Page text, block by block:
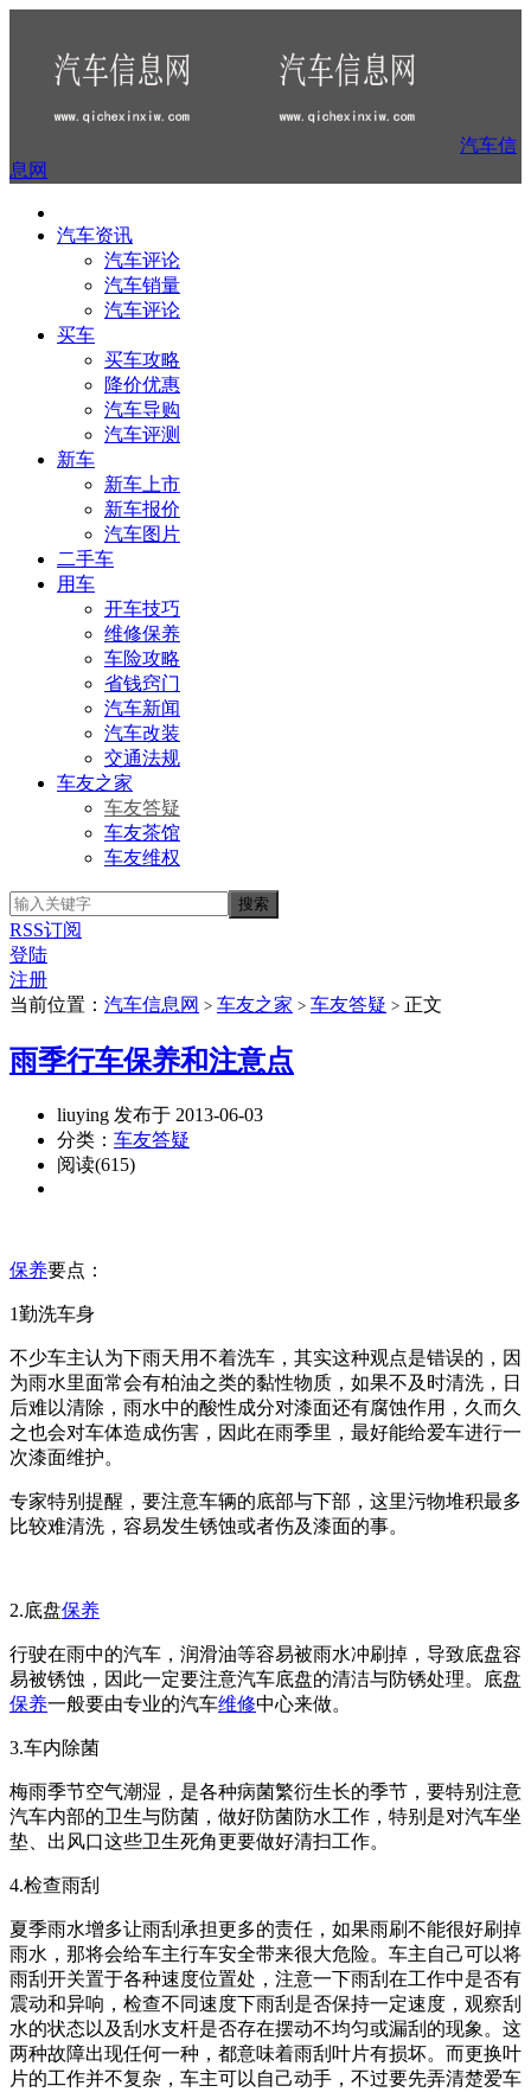
汽车信
息网
汽车资讯
汽车评论
汽车销量
汽车评论
买车
买车攻略
降价优惠
汽车导购
汽车评测
新车
新车上市
新车报价
汽车图片
二手车
用车
开车技巧
维修保养
车险攻略
省钱窍门
汽车新闻
汽车改装
交通法规
车友之家
车友答疑
车友茶馆
车友维权
RSS订阅
登陆
注册
当前位置： 汽车信息网 > 车友之家 > 车友答疑 > 正文
雨季行车保养和注意点
liuying 发布于 2013-06-03
分类： 车友答疑
阅读(615)
保养要点：
1勤洗车身
不少车主认为下雨天用不着洗车，其实这种观点是错误的，因
为雨水里面常会有柏油之类的黏性物质，如果不及时清洗，日
后难以清除，雨水中的酸性成分对漆面还有腐蚀作用，久而久
之也会对车体造成伤害，因此在雨季里，最好能给爱车进行一
次漆面维护。
专家特别提醒，要注意车辆的底部与下部，这里污物堆积最多
比较难清洗，容易发生锈蚀或者伤及漆面的事。
2.底盘保养
行驶在雨中的汽车，润滑油等容易被雨水冲刷掉，导致底盘容
易被锈蚀，因此一定要注意汽车底盘的清洁与防锈处理。底盘
保养一般要由专业的汽车维修中心来做。
3.车内除菌
梅雨季节空气潮湿，是各种病菌繁衍生长的季节，要特别注意
汽车内部的卫生与防菌，做好防菌防水工作，特别是对汽车坐
垫、出风口这些卫生死角更要做好清扫工作。
4.检查雨刮
夏季雨水增多让雨刮承担更多的责任，如果雨刷不能很好刷掉
雨水，那将会给车主行车安全带来很大危险。车主自己可以将
雨刮开关置于各种速度位置处，注意一下雨刮在工作中是否有
震动和异响，检查不同速度下雨刮是否保持一定速度，观察刮
水的状态以及刮水支杆是否存在摆动不均匀或漏刮的现象。这
两种故障出现任何一种，都意味着雨刮叶片有损坏。而更换叶
片的工作并不复杂，车主可以自己动手，不过要先弄清楚爱车